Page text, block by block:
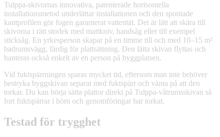
Tulppa-skivornas innovativa, patenterade horisontella
installationsmetod underlättar installationen och den spontade
kantprofilen gör fogen garanterat vattentät. Det är lätt att skära till
skivorna i rätt storlek med mattkniv, handsåg eller till exempel
sticksåg. En yrkesperson skapar på en timme till och med 10–15 m²
badrumsvägg, färdig för plattsättning. Den lätta skivan flyttas och
hanteras också enkelt av en person på byggplatsen.
Vid fuktspärrningen sparas mycket tid, eftersom man inte behöver
bestryka byggskivan separat med fuktspärr och vänta på att den
torkar. Du kan börja sätta plattor direkt på Tulppa-våtrumsskivan så
fort fuktspärrar i hörn och genomföringar har torkat.
Testad för trygghet